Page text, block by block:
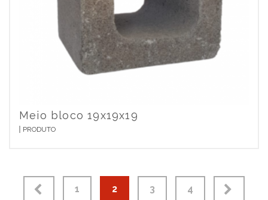
Meio bloco 19x19x19
PRODUTO
Paginação
1 2 3 4